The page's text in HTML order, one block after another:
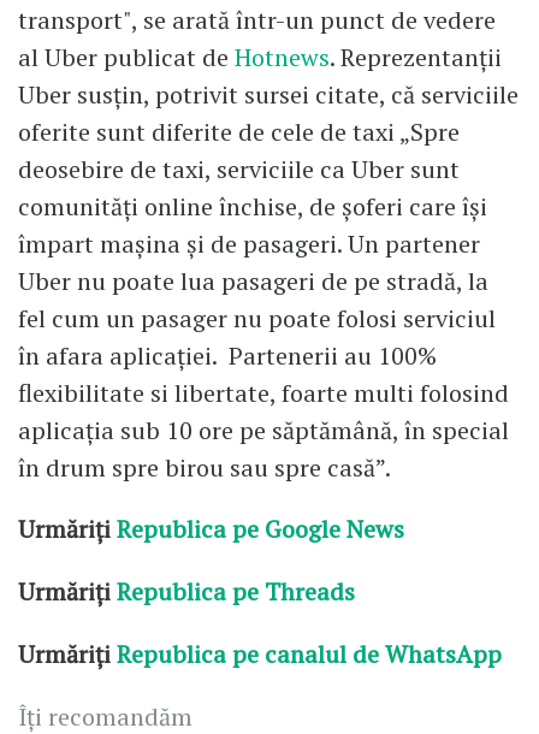
transport", se arată într-un punct de vedere
al Uber publicat de Hotnews. Reprezentanții
Uber susțin, potrivit sursei citate, că serviciile
oferite sunt diferite de cele de taxi „Spre
deosebire de taxi, serviciile ca Uber sunt
comunități online închise, de șoferi care își
împart mașina și de pasageri. Un partener
Uber nu poate lua pasageri de pe stradă, la
fel cum un pasager nu poate folosi serviciul
în afara aplicației. Partenerii au 100%
flexibilitate si libertate, foarte multi folosind
aplicația sub 10 ore pe săptămână, în special
în drum spre birou sau spre casă”.
UrmărițiRepublica pe Google News
UrmărițiRepublica pe Threads
UrmărițiRepublica pe canalul de WhatsApp
Îți recomandăm